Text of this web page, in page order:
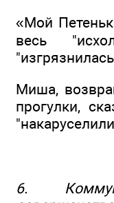
«Мой
весь
Миша,
прогулки,
6.